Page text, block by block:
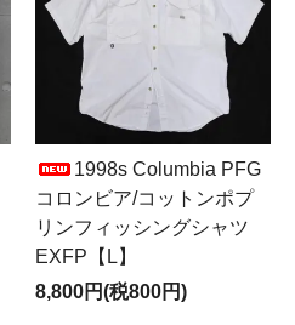
1998s Columbia PFG
コロンビア/コットンポプ
リンフィッシングシャツ
EXFP【L】
8,800円(税800円)